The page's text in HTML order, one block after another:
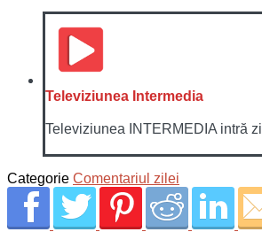
Televiziunea Intermedia
Televiziunea INTERMEDIA intră
Categorie Comentariul zilei